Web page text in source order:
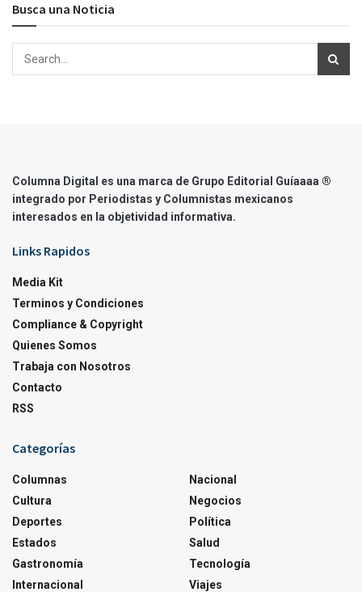
Busca una Noticia
Columna Digital es una marca de Grupo Editorial Guíaaaa ®
integrado por Periodistas y Columnistas mexicanos
interesados en la objetividad informativa.
Links Rapidos
Media Kit
Terminos y Condiciones
Compliance & Copyright
Quienes Somos
Trabaja con Nosotros
Contacto
RSS
Categorías
Columnas
Cultura
Deportes
Estados
Gastronomía
Internacional
Nacional
Negocios
Política
Salud
Tecnología
Viajes